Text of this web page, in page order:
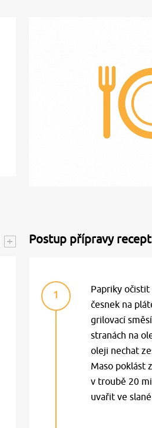
Postup přípravy
1
Papriky očistit
česnek na
grilovací
stranách na
oleji nechat
Maso poklást
v troubě 20
uvařit ve